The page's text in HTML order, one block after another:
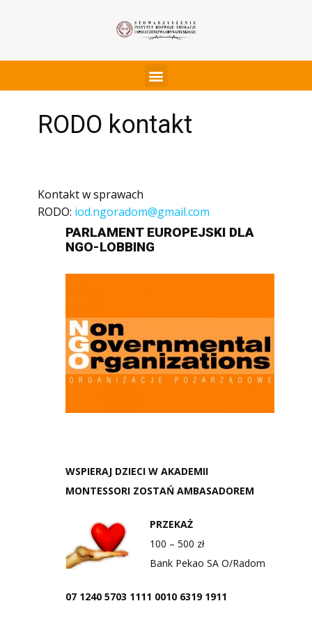
RODO kontakt
Kontakt w sprawach
RODO: iod.ngoradom@gmail.com
PARLAMENT EUROPEJSKI DLA
NGO-LOBBING
WSPIERAJ DZIECI W AKADEMII
MONTESSORI ZOSTAŃ AMBASADOREM
PRZEKAŻ
100 – 500 zł
Bank Pekao SA O/Radom
07 1240 5703 1111 0010 6319 1911